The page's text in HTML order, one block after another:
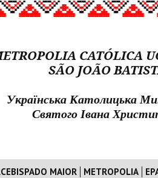
CATÓLICA
SÃO JOÃO
Українська Католицька
Святого Івана
MAIOR METROPOLIA